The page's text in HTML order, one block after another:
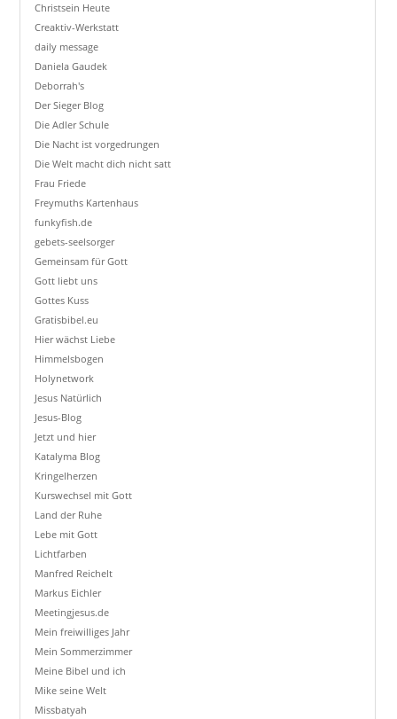
Christsein Heute
Creaktiv-Werkstatt
daily message
Daniela Gaudek
Deborrah's
Der Sieger Blog
Die Adler Schule
Die Nacht ist vorgedrungen
Die Welt macht dich nicht satt
Frau Friede
Freymuths Kartenhaus
funkyfish.de
gebets-seelsorger
Gemeinsam für Gott
Gott liebt uns
Gottes Kuss
Gratisbibel.eu
Hier wächst Liebe
Himmelsbogen
Holynetwork
Jesus Natürlich
Jesus-Blog
Jetzt und hier
Katalyma Blog
Kringelherzen
Kurswechsel mit Gott
Land der Ruhe
Lebe mit Gott
Lichtfarben
Manfred Reichelt
Markus Eichler
Meetingjesus.de
Mein freiwilliges Jahr
Mein Sommerzimmer
Meine Bibel und ich
Mike seine Welt
Missbatyah